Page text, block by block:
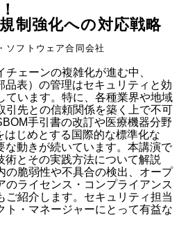
制強化への対応戦略
ソフトウェア合同会社
ェーンの複雑化が進む中、
品表）の管理はセキュリティと効
ています。特に、各種業界や地域
引先との信頼関係を築く上で不可
手引書の改訂や医療機器分野
じめとする国際的な標準化な
な動きが続いています。本講演で
術とその実践方法について解説
の脆弱性や不具合の検出、オープ
のライセンス・コンプライアンス
ご紹介します。セキュリティ担当
ト・マネージャーにとって有益な